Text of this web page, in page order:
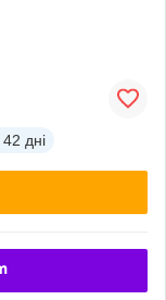
42 дні